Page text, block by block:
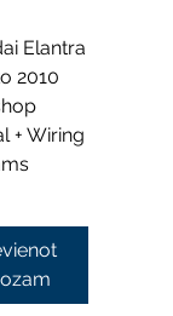
Elantra
2010
+ Wiring